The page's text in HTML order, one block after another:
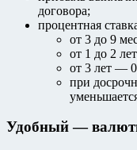
договора;
процентная
от 3 до 9
от 1 до 2
от 3 лет —
при
Удобный —